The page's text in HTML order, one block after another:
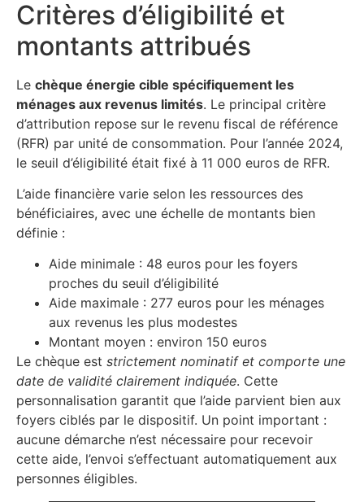
Critères d’éligibilité et
montants attribués
Le chèque énergie cible spécifiquement les
ménages aux revenus limités. Le principal critère
d’attribution repose sur le revenu fiscal de référence
(RFR) par unité de consommation. Pour l’année 2024,
le seuil d’éligibilité était fixé à 11 000 euros de RFR.
L’aide financière varie selon les ressources des
bénéficiaires, avec une échelle de montants bien
définie :
Aide minimale : 48 euros pour les foyers
proches du seuil d’éligibilité
Aide maximale : 277 euros pour les ménages
aux revenus les plus modestes
Montant moyen : environ 150 euros
Le chèque est strictement nominatif et comporte une
date de validité clairement indiquée. Cette
personnalisation garantit que l’aide parvient bien aux
foyers ciblés par le dispositif. Un point important :
aucune démarche n’est nécessaire pour recevoir
cette aide, l’envoi s’effectuant automatiquement aux
personnes éligibles.